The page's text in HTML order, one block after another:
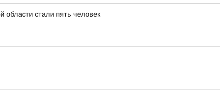
стали пять человек